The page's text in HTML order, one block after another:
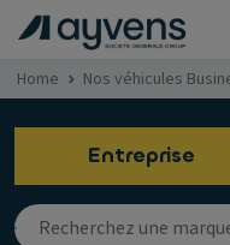
Home Nos véhicules
Entreprise